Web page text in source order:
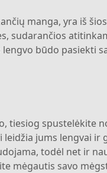
manga, yra iš
sudarančios
būdo pasiekti
tiesiog spustelėkite
jums lengvai
todėl net ir
mėgautis savo